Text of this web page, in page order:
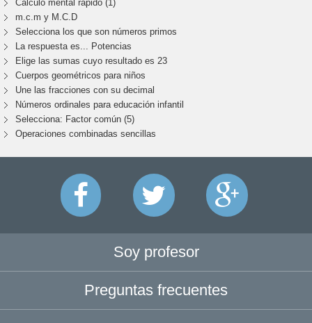
Cálculo mental rápido (1)
m.c.m y M.C.D
Selecciona los que son números primos
La respuesta es... Potencias
Elige las sumas cuyo resultado es 23
Cuerpos geométricos para niños
Une las fracciones con su decimal
Números ordinales para educación infantil
Selecciona: Factor común (5)
Operaciones combinadas sencillas
Soy profesor
Preguntas frecuentes